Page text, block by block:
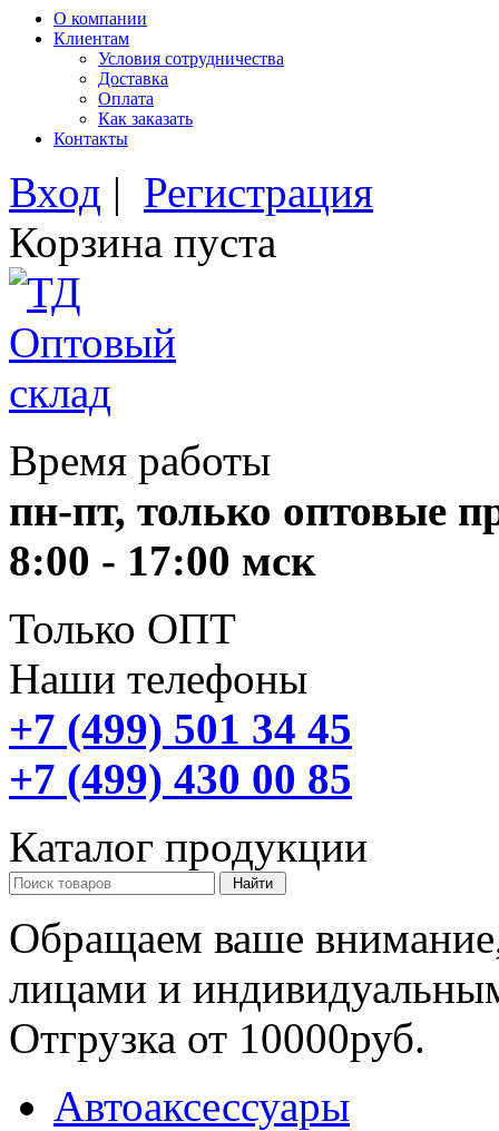
О компании
Клиентам
Условия сотрудничества
Доставка
Оплата
Как заказать
Контакты
Вход | Регистрация
Корзина пуста
Время работы
пн-пт, только оптовые
8:00 - 17:00 мск
Только ОПТ
Наши телефоны
+7 (499) 501 34 45
+7 (499) 430 00 85
Каталог продукции
Обращаем ваше
лицами и
Отгрузка от 10000руб.
Автоаксессуары